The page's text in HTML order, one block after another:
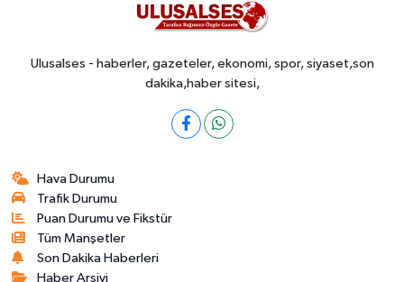
Ulusalses - haberler, gazeteler, ekonomi, spor, siyaset,son
dakika,haber sitesi,
Hava Durumu
Trafik Durumu
Puan Durumu ve Fikstür
Tüm Manşetler
Son Dakika Haberleri
Haber Arşivi